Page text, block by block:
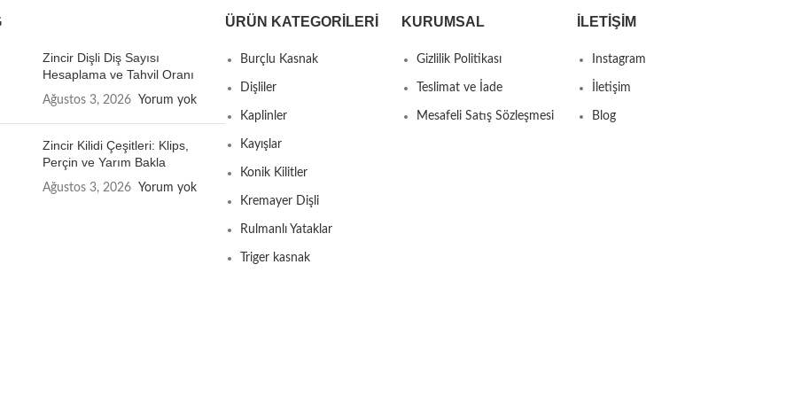
Zincir Dişli Diş Sayısı
Hesaplama ve Tahvil Oranı
Ağustos 3, 2026 Yorum yok
Zincir Kilidi Çeşitleri: Klips,
Perçin ve Yarım Bakla
Ağustos 3, 2026 Yorum yok
ÜRÜN KATEGORILERI
Burçlu Kasnak
Dişliler
Kaplinler
Kayışlar
Konik Kilitler
Kremayer Dişli
Rulmanlı Yataklar
Triger kasnak
KURUMSAL
Gizlilik Politikası
Teslimat ve İade
Mesafeli Satış Sözleşmesi
İLETIŞIM
Instagram
İletişim
Blog